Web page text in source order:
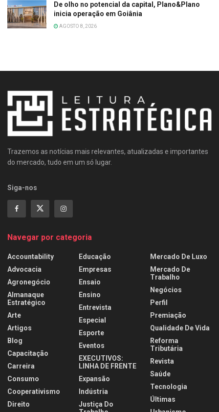
De olho no potencial da capital, Plano&Plano
inicia operação em Goiânia
AGOSTO 8, 2026
Trazemos as notícias mais relevantes, atualizadas e importantes
do mercado, tudo em um só lugar.
Siga-nos
Navegar por categoria
Accountability
Advocacia
Agronegócio
Almanaque
Estratégico
Arte
Artigos
Blog
Capacitação
Carreira
Consumo
Cooperativismo
Direito
Educação
Empresas
Ensaio
Ensino
Entrevista
Especial
Esporte
Eventos
EXECUTIVOS:
LINHA DE FRENTE
Expansão
Indústria
Justiça Do
Mercado De Luxo
Mercado De
Trabalho
Negócios
Perfil
Premiação
Qualidade De Vida
Reforma
Tributária
Revista
Saúde
Tecnologia
Últimas